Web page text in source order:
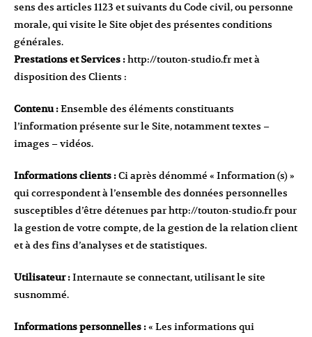
sens des articles 1123 et suivants du Code civil, ou personne
morale, qui visite le Site objet des présentes conditions
générales.
Prestations et Services :http://touton-studio.frmet à
disposition des Clients :
Contenu :Ensemble des éléments constituants
l’information présente sur le Site, notamment textes –
images – vidéos.
Informations clients :Ci après dénommé « Information (s) »
qui correspondent à l’ensemble des données personnelles
susceptibles d’être détenues parhttp://touton-studio.frpour
la gestion de votre compte, de la gestion de la relation client
et à des fins d’analyses et de statistiques.
Utilisateur :Internaute se connectant, utilisant le site
susnommé.
Informations personnelles :« Les informations qui